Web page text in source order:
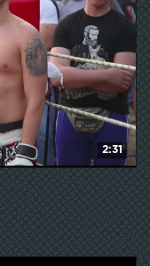
2:31